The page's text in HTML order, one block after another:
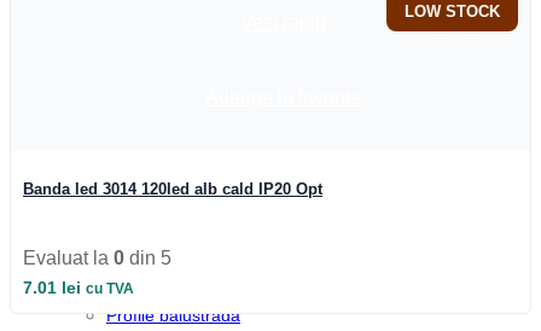
Variator
Dispersoare LED
Profile arhitecturale
Profile balustrada
Automatizari si Smart
Blog
LOW STOCK
Banda led 3014 120led alb cald IP20 Opt
Evaluat la 0 din 5
7.01 lei cu TVA